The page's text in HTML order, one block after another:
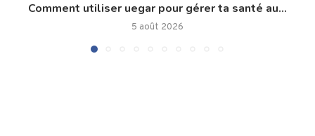
Comment utiliser uegar pour gérer ta santé au...
5 août 2026